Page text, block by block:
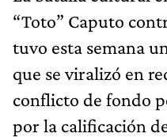
“Toto” Caputo
tuvo esta semana
que se viralizó en
conflicto de fondo
por la calificación